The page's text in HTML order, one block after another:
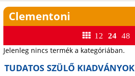
Jelenlegi
hely
Clementoni
12 24 48
Jelenleg nincs termék a kategóriában.
TUDATOS SZÜLŐ KIADVÁNYOK